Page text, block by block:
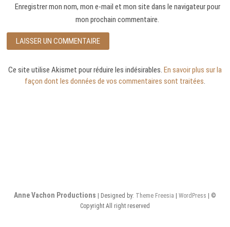
Enregistrer mon nom, mon e-mail et mon site dans le navigateur pour
mon prochain commentaire.
Ce site utilise Akismet pour réduire les indésirables. En savoir plus sur la
façon dont les données de vos commentaires sont traitées.
Anne Vachon Productions | Designed by: Theme Freesia |WordPress | ©
Copyright All right reserved